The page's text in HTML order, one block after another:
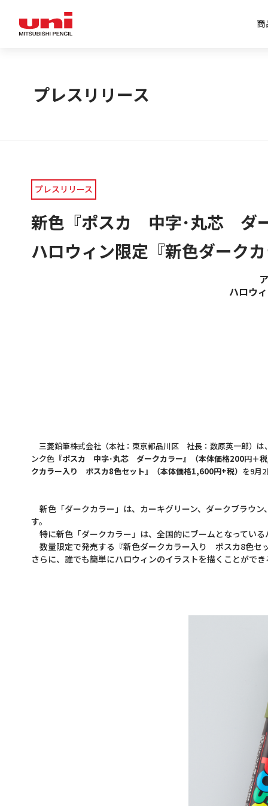
商
プレスリリース
プレスリリース
新色『ポスカ 中字･丸芯 ダ
ハロウィン限定『新色ダー
ハロウ
三菱鉛筆株式会社（本社：東京都品川区 社長：数原英一郎）は
ンク色 『ポスカ 中字･丸芯 ダークカラー』（本体価格200円＋
クカラー入り ポスカ8色セット』（本体価格1,600円+税） を9月
新色「ダークカラー」は、カーキグリーン、ダークブラウ
す。
特に新色「ダークカラー」は、全国的にブームとなってい
数量限定で発売する『新色ダークカラー入り ポスカ8色セ
さらに、誰でも簡単にハロウィンのイラストを描くことがで